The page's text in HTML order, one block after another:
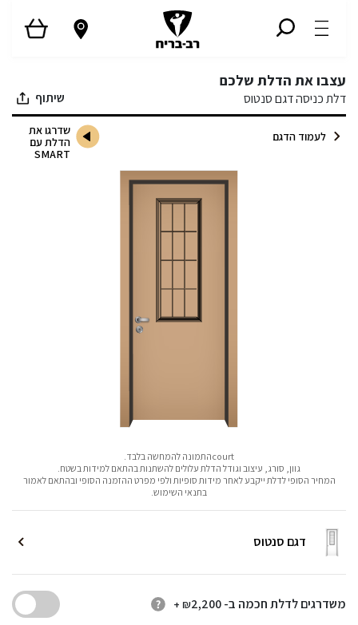
עצבו את הדלת שלכם
דלת כניסה דגם סנטוס
לעמוד הדגם
שדרגו את
הדלת עם
SMART
שיתוף
דגם סנטוס
משדרגים לדלת חכמה ב- + ₪2,200
courtהתמונה להמחשה בלבד.
גוון, סורג, עיצוב וגודל הדלת עלולים להשתנות בהתאם למידות בשטח.
המחיר הסופי לדלת ייקבע לאחר מידות סופיות ולפי מפרט ההזמנה הסופי ובהתאם לאמור
בתנאי השימוש.